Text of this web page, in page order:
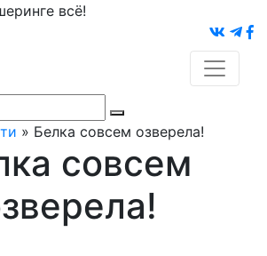
всё!
» Белка совсем озверела!
совсем